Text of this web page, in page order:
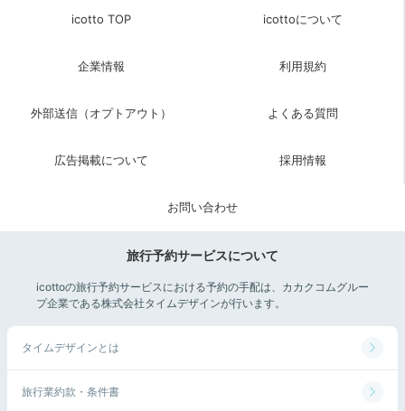
登別や北海道のお土産はもちろん、お菓子や飲み物、日
ですよ。準備を万端にして、2日目も観光を楽しみまし
15:00
温泉・グルメ・観光を
大満喫して帰路へ
「登別温泉 ホテル まほろば」で過ごした1泊2日の旅。
icotto TOP icottoについて
企業情報 利用規約
外部送信（オプトアウト） よくある質問
広告掲載について 採用情報
お問い合わせ
旅行予約サービスについて
icottoの旅行予約サービスにおける予約の手配は、カカクコムグルー
プ企業である株式会社タイムデザインが行います。
タイムデザインとは
旅行業約款・条件書